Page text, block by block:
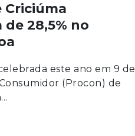
Criciúma
28,5% no
este ano em 9 de
(Procon) de